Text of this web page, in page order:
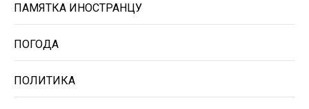
ПАМЯТКА ИНОСТРАНЦУ
ПОГОДА
ПОЛИТИКА